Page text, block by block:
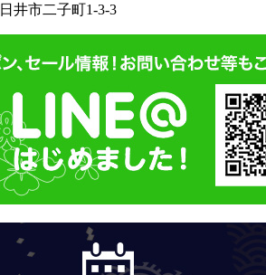
井市二子町1-3-3